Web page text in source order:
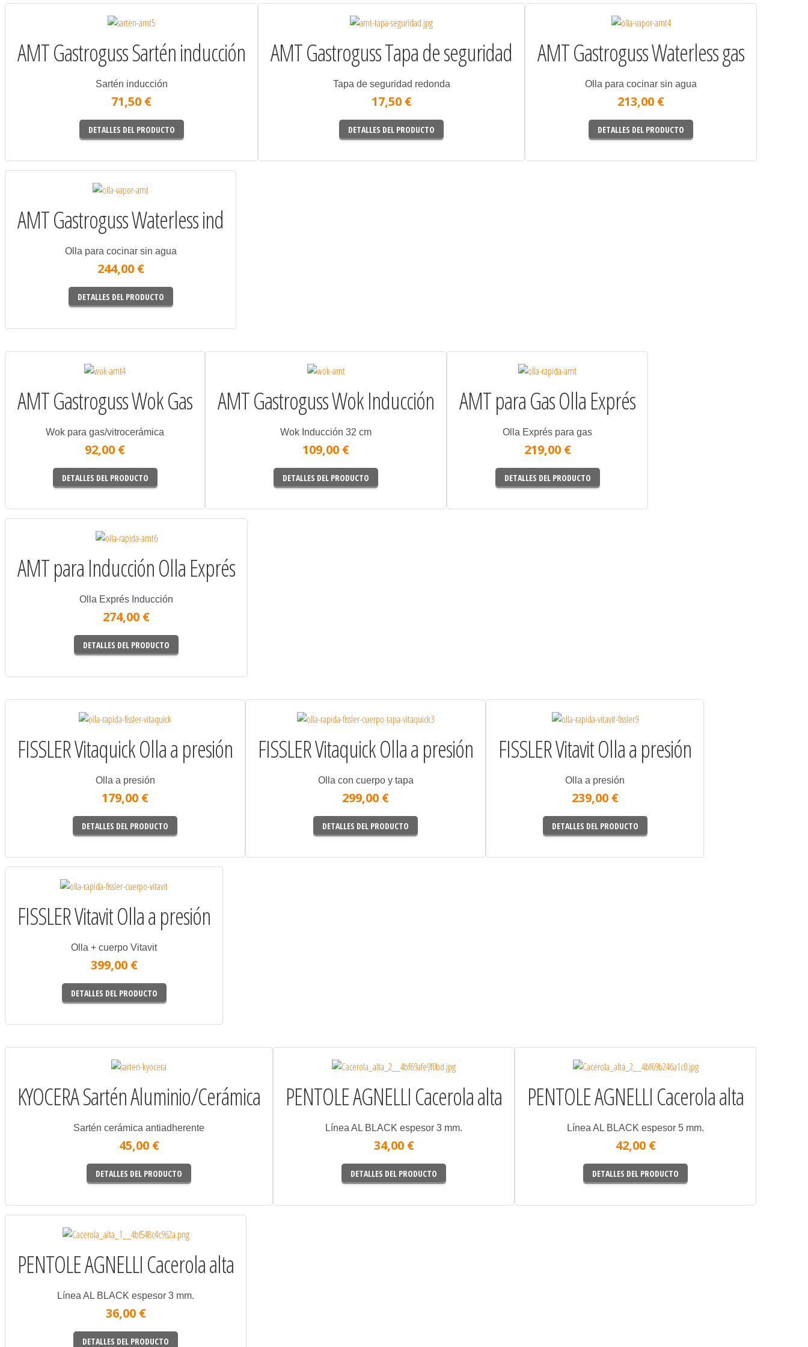
AMT Gastroguss Sartén inducción
Sartén inducción
71,50 €
DETALLES DEL PRODUCTO
AMT Gastroguss Tapa de seguridad
Tapa de seguridad redonda
17,50 €
DETALLES DEL PRODUCTO
AMT Gastroguss Waterless gas
Olla para cocinar sin agua
213,00 €
DETALLES DEL PRODUCTO
AMT Gastroguss Waterless ind
Olla para cocinar sin agua
244,00 €
DETALLES DEL PRODUCTO
AMT Gastroguss Wok Gas
Wok para gas/vitrocerámica
92,00 €
DETALLES DEL PRODUCTO
AMT Gastroguss Wok Inducción
Wok Inducción 32 cm
109,00 €
DETALLES DEL PRODUCTO
AMT para Gas Olla Exprés
Olla Exprés para gas
219,00 €
DETALLES DEL PRODUCTO
AMT para Inducción Olla Exprés
Olla Exprés Inducción
274,00 €
DETALLES DEL PRODUCTO
FISSLER Vitaquick Olla a presión
Olla a presión
179,00 €
DETALLES DEL PRODUCTO
FISSLER Vitaquick Olla a presión
Olla con cuerpo y tapa
299,00 €
DETALLES DEL PRODUCTO
FISSLER Vitavit Olla a presión
Olla a presión
239,00 €
DETALLES DEL PRODUCTO
FISSLER Vitavit Olla a presión
Olla + cuerpo Vitavit
399,00 €
DETALLES DEL PRODUCTO
KYOCERA Sartén Aluminio/Cerámica
Sartén cerámica antiadherente
45,00 €
DETALLES DEL PRODUCTO
PENTOLE AGNELLI Cacerola alta
Línea AL BLACK espesor 3 mm.
34,00 €
DETALLES DEL PRODUCTO
PENTOLE AGNELLI Cacerola alta
Línea AL BLACK espesor 5 mm.
42,00 €
DETALLES DEL PRODUCTO
PENTOLE AGNELLI Cacerola alta
Línea AL BLACK espesor 3 mm.
36,00 €
DETALLES DEL PRODUCTO